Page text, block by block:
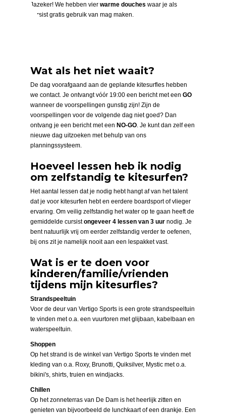
Jazeker! We hebben vier warme douches waar je als
cursist gratis gebruik van mag maken.
Wat als het niet waait?
De dag voorafgaand aan de geplande kitesurfles hebben
we contact. Je ontvangt vóór 19:00 een bericht met een GO
wanneer de voorspellingen gunstig zijn! Zijn de
voorspellingen voor de volgende dag niet goed? Dan
ontvang je een bericht met een NO-GO. Je kunt dan zelf een
nieuwe dag uitzoeken met behulp van ons
planningssysteem.
Hoeveel lessen heb ik nodig
om zelfstandig te kitesurfen?
Het aantal lessen dat je nodig hebt hangt af van het talent
dat je voor kitesurfen hebt en eerdere boardsport of vlieger
ervaring. Om veilig zelfstandig het water op te gaan heeft de
gemiddelde cursistongeveer 4 lessen van 3 uur nodig. Je
bent natuurlijk vrij om eerder zelfstandig verder te oefenen,
bij ons zit je namelijk nooit aan een lespakket vast.
Wat is er te doen voor
kinderen/familie/vrienden
tijdens mijn kitesurfles?
Strandspeeltuin
Voor de deur van Vertigo Sports is een grote strandspeeltuin
te vinden met o.a. een vuurtoren met glijbaan, kabelbaan en
waterspeeltuin.
Shoppen
Op het strand is de winkel van Vertigo Sports te vinden met
kleding van o.a. Roxy, Brunotti, Quiksilver, Mystic met o.a.
bikini's, shirts, truien en windjacks.
Chillen
Op het zonneterras van De Dam is het heerlijk zitten en
genieten van bijvoorbeeld de lunchkaart of een drankje. Een